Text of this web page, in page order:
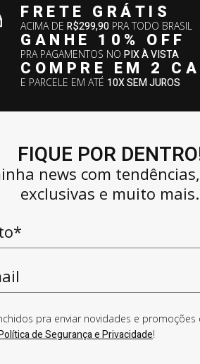
FRETE GRÁTIS
ACIMA DER$299,90 PRA TODO BRASIL
GANHE 10% OFF
PRA PAGAMENTOS NOPIX À VISTA
COMPRE EM 2
E PARCELE EM ATÉ 10X SEM JUROS
FIQUE POR
news com
exclusivas e muito mais.
pra enviar novidades e promoções
de Segurança e Privacidade!